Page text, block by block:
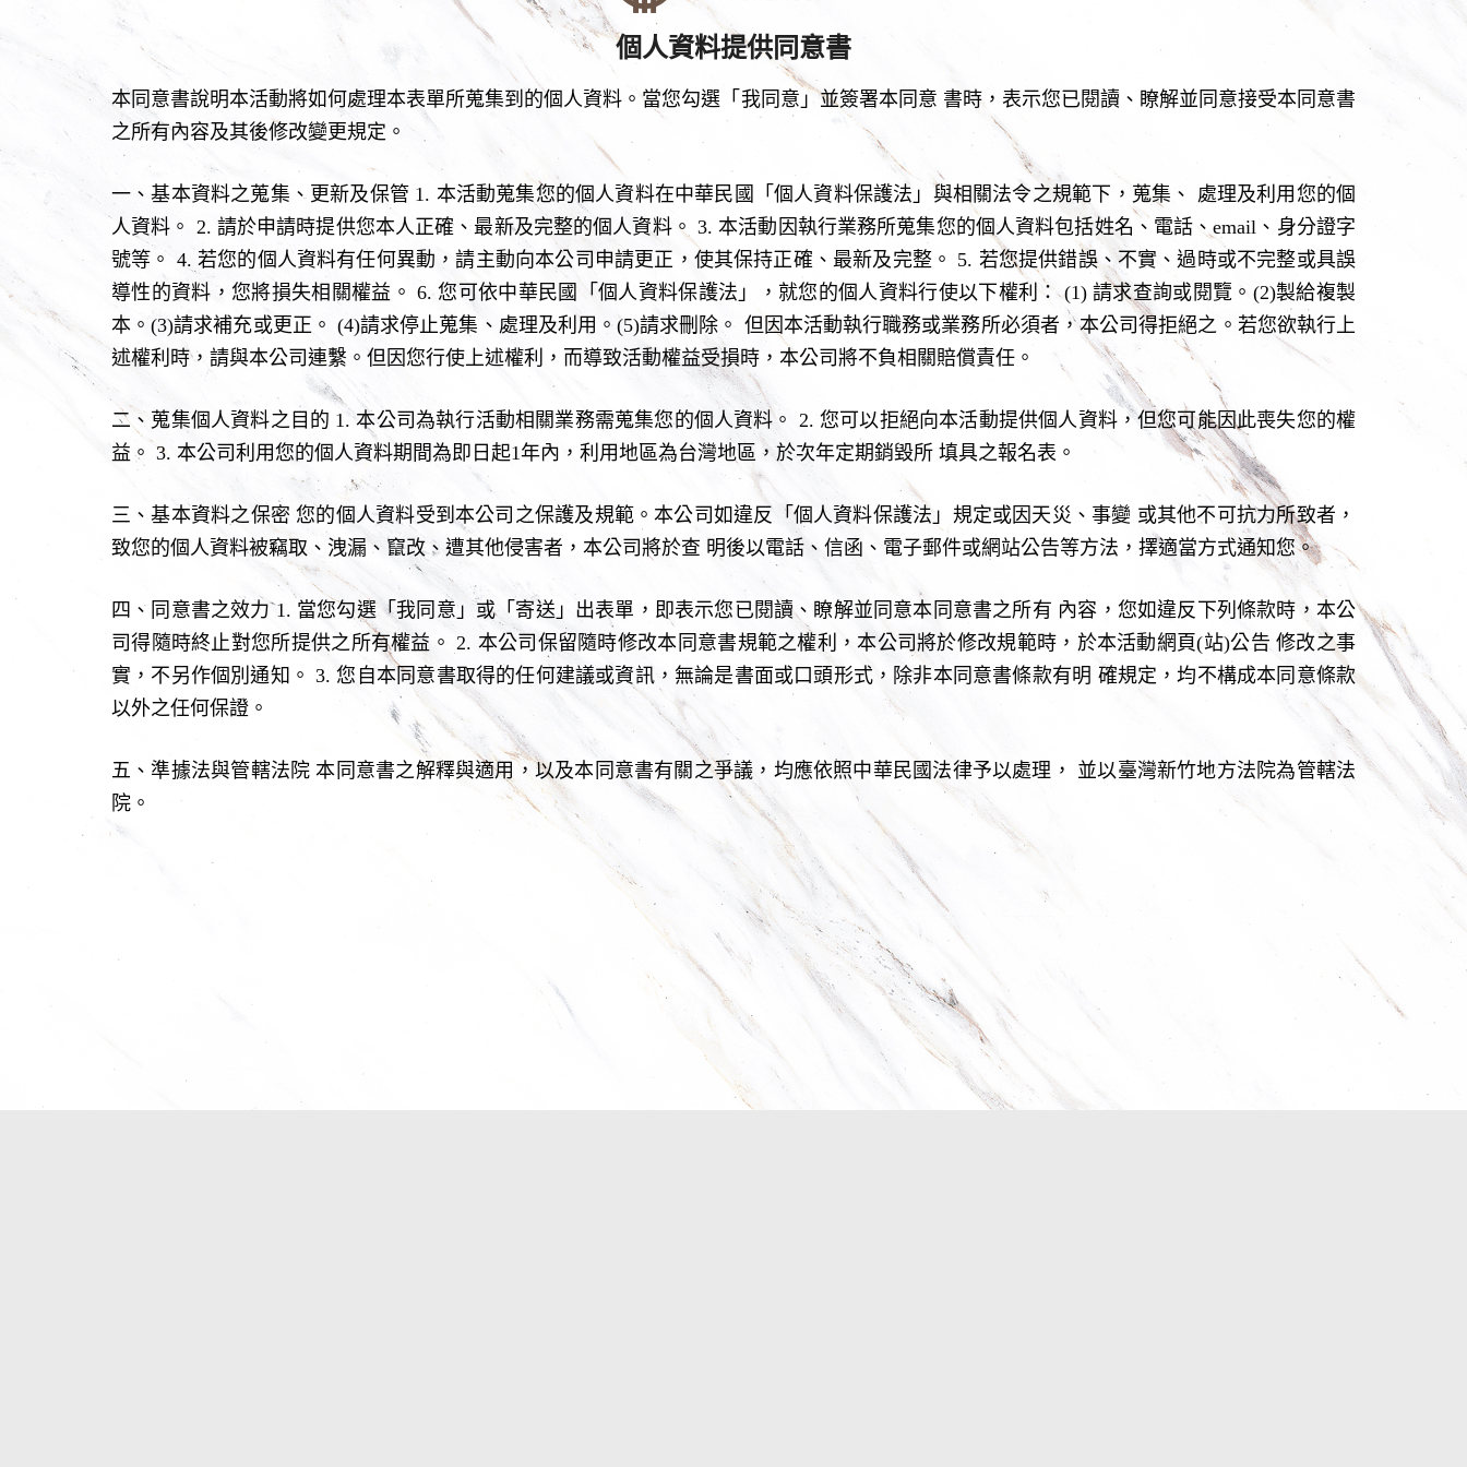
個人資料提供同意書
本同意書說明本活動將如何處理本表單所蒐集到的個人資料。當您勾選「我同意」並簽署本同意 書時，表示您已閱讀、瞭解並同意接受本同意書
之所有內容及其後修改變更規定。
一、基本資料之蒐集、更新及保管 1. 本活動蒐集您的個人資料在中華民國「個人資料保護法」與相關法令之規範下，蒐集、 處理及利用您的個
人資料。 2. 請於申請時提供您本人正確、最新及完整的個人資料。 3. 本活動因執行業務所蒐集您的個人資料包括姓名、電話、email、身分證字
號等。 4. 若您的個人資料有任何異動，請主動向本公司申請更正，使其保持正確、最新及完整。 5. 若您提供錯誤、不實、過時或不完整或具誤
導性的資料，您將損失相關權益。 6. 您可依中華民國「個人資料保護法」，就您的個人資料行使以下權利： (1) 請求查詢或閱覽。(2)製給複製
本。(3)請求補充或更正。 (4)請求停止蒐集、處理及利用。(5)請求刪除。 但因本活動執行職務或業務所必須者，本公司得拒絕之。若您欲執行上
述權利時，請與本公司連繫。但因您行使上述權利，而導致活動權益受損時，本公司將不負相關賠償責任。
二、蒐集個人資料之目的 1. 本公司為執行活動相關業務需蒐集您的個人資料。 2. 您可以拒絕向本活動提供個人資料，但您可能因此喪失您的權
益。 3. 本公司利用您的個人資料期間為即日起1年內，利用地區為台灣地區，於次年定期銷毀所 填具之報名表。
三、基本資料之保密 您的個人資料受到本公司之保護及規範。本公司如違反「個人資料保護法」規定或因天災、事變 或其他不可抗力所致者，
致您的個人資料被竊取、洩漏、竄改、遭其他侵害者，本公司將於查 明後以電話、信函、電子郵件或網站公告等方法，擇適當方式通知您。
四、同意書之效力 1. 當您勾選「我同意」或「寄送」出表單，即表示您已閱讀、瞭解並同意本同意書之所有 內容，您如違反下列條款時，本公
司得隨時終止對您所提供之所有權益。 2. 本公司保留隨時修改本同意書規範之權利，本公司將於修改規範時，於本活動網頁(站)公告 修改之事
實，不另作個別通知。 3. 您自本同意書取得的任何建議或資訊，無論是書面或口頭形式，除非本同意書條款有明 確規定，均不構成本同意條款
以外之任何保證。
五、準據法與管轄法院 本同意書之解釋與適用，以及本同意書有關之爭議，均應依照中華民國法律予以處理， 並以臺灣新竹地方法院為管轄法
院。